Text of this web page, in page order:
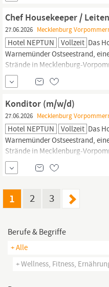
genießen Sie
unvergleichlichen Blick auf die
Chef Housekeeper /
27.06.2026 Mecklenburg
Hotel NEPTUN Vollzeit Das
Warnemünder Ostseestrand,
Strände in Mecklenburg-
einzigartige Ausblicke, nicht nur
Zimmern, den Restaurants,
Wellnessbereich genießen Sie
unvergleichlichen Blick auf die
Konditor (m/w/d)
27.06.2026 Mecklenburg
Hotel NEPTUN Vollzeit Das
Warnemünder Ostseestrand,
Strände in Mecklenburg-
einzigartige Ausblicke, nicht nur
Zimmern, den Restaurants,
unvergleichlichen Blick auf die
1 2 3
Berufe & Begriffe
+ Alle
+ Wellness, Fitness,